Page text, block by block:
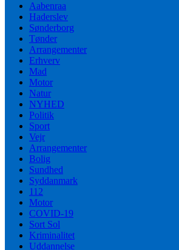
Aabenraa
Haderslev
Sønderborg
Tønder
Arrangementer
Erhverv
Mad
Motor
Natur
NYHED
Politik
Sport
Vejr
Arrangementer
Bolig
Sundhed
Syddanmark
112
Motor
COVID-19
Sort Sol
Kriminalitet
Uddannelse